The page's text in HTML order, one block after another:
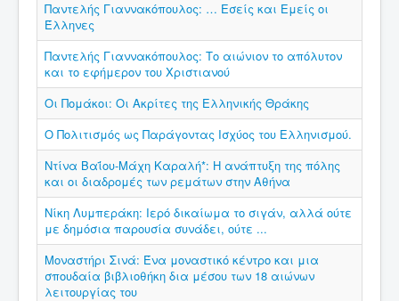
Παντελής Γιαννακόπουλος: … Εσείς και Εμείς οι
Έλληνες
Παντελής Γιαννακόπουλος: Το αιώνιον το απόλυτον
και το εφήμερον του Χριστιανού
Οι Πομάκοι: Οι Ακρίτες της Ελληνικής Θράκης
Ο Πολιτισμός ως Παράγοντας Ισχύος του Ελληνισμού.
Ντίνα Βαΐου-Μάχη Καραλή*: Η ανάπτυξη της πόλης
και οι διαδρομές των ρεμάτων στην Αθήνα
Νίκη Λυμπεράκη: Ιερό δικαίωμα το σιγάν, αλλά ούτε
με δημόσια παρουσία συνάδει, ούτε ...
Μοναστήρι Σινά: Ένα μοναστικό κέντρο και μια
σπουδαία βιβλιοθήκη δια μέσου των 18 αιώνων
λειτουργίας του